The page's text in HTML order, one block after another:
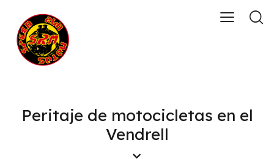
Peritaje de motocicletas en el
Vendrell